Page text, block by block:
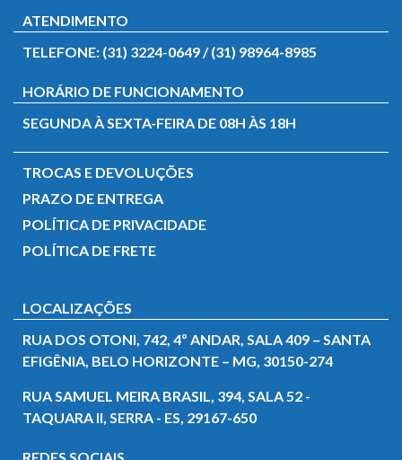
ATENDIMENTO
TELEFONE: (31) 3224-0649 / (31) 98964-8985
HORÁRIO DE FUNCIONAMENTO
SEGUNDA À SEXTA-FEIRA DE 08H ÀS 18H
TROCAS E DEVOLUÇÕES
PRAZO DE ENTREGA
POLÍTICA DE PRIVACIDADE
POLÍTICA DE FRETE
LOCALIZAÇÕES
RUA DOS OTONI, 742, 4º ANDAR, SALA 409 – SANTA
EFIGÊNIA, BELO HORIZONTE – MG, 30150-274
RUA SAMUEL MEIRA BRASIL, 394, SALA 52 -
TAQUARA II, SERRA - ES, 29167-650